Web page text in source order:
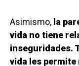
Asimismo, la
vida no tiene
inseguridades.
vida les permite